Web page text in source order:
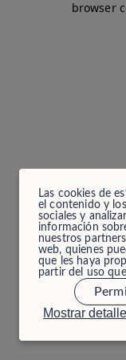
Las cookies de
el contenido y
sociales y
información
nuestros
web, quienes
que les haya
partir del uso
Mostrar
browser